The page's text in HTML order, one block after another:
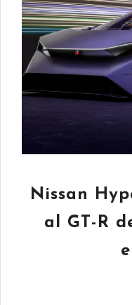
Nissan
al GT-R